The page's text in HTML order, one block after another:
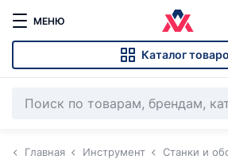
МЕНЮ
Каталог
Главная Инструмент Станки и